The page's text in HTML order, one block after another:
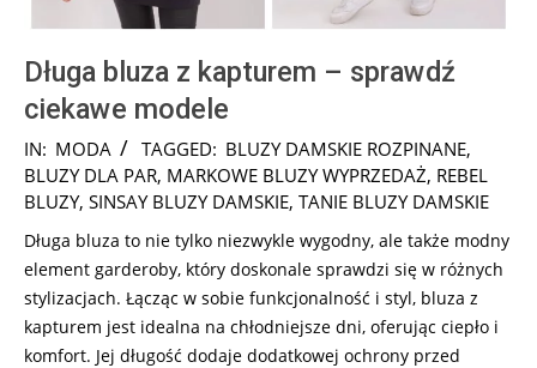
Długa bluza z kapturem – sprawdź
ciekawe modele
2024-
05-
21
IN: MODA TAGGED: BLUZY DAMSKIE ROZPINANE,
BLUZY DLA PAR, MARKOWE BLUZY WYPRZEDAŻ, REBEL
BLUZY, SINSAY BLUZY DAMSKIE, TANIE BLUZY DAMSKIE
Długa bluza to nie tylko niezwykle wygodny, ale także modny
element garderoby, który doskonale sprawdzi się w różnych
stylizacjach. Łącząc w sobie funkcjonalność i styl, bluza z
kapturem jest idealna na chłodniejsze dni, oferując ciepło i
komfort. Jej długość dodaje dodatkowej ochrony przed